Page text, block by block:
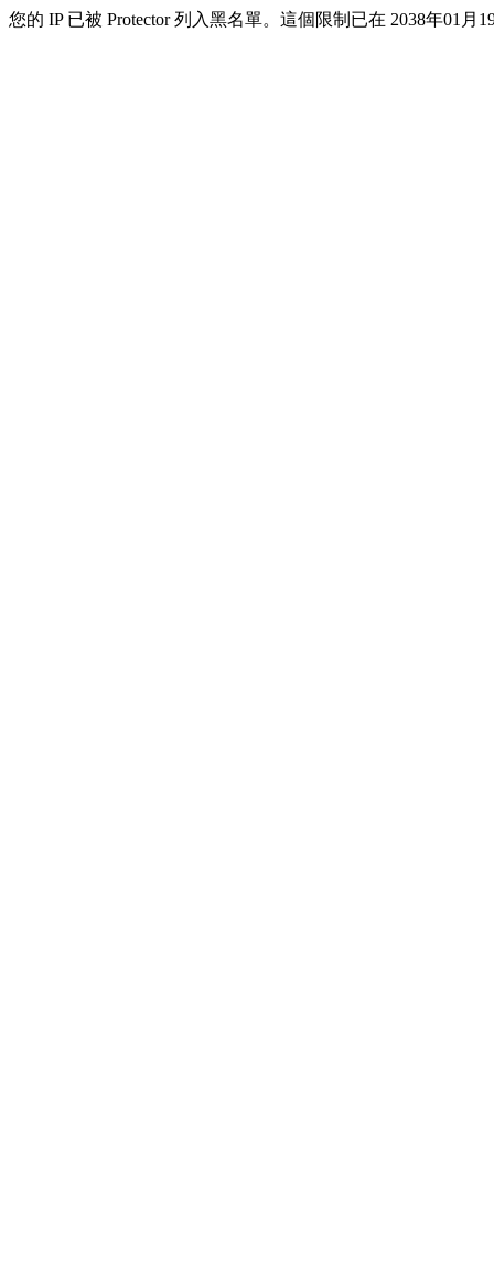
您的 IP 已被 Protector 列入黑名單。這個限制已在 2038年01月